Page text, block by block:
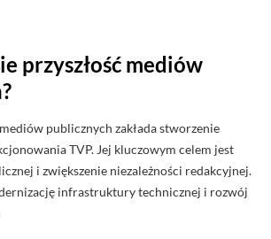
przyszłość mediów
publicznych zakłada stworzenie
TVP. Jej kluczowym celem jest
i zwiększenie niezależności redakcyjnej.
infrastruktury technicznej i rozwój